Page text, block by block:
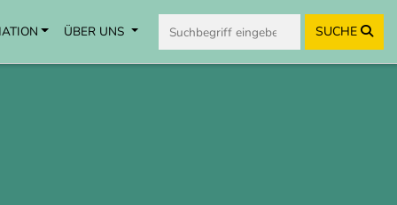
ÜBER UNS SUCHE